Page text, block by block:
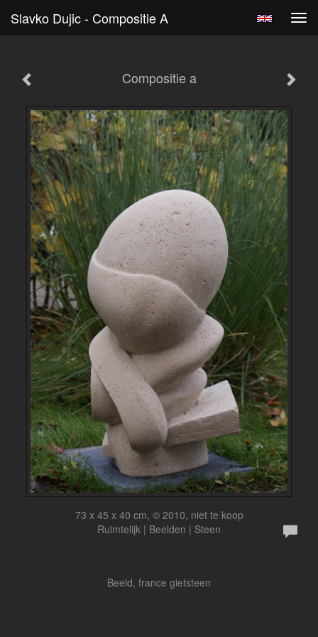
Slavko Dujic - Compositie A
Compositie a
73 x 45 x 40 cm, © 2010, niet te koop
Ruimtelijk | Beelden | Steen
Beeld, france gietsteen